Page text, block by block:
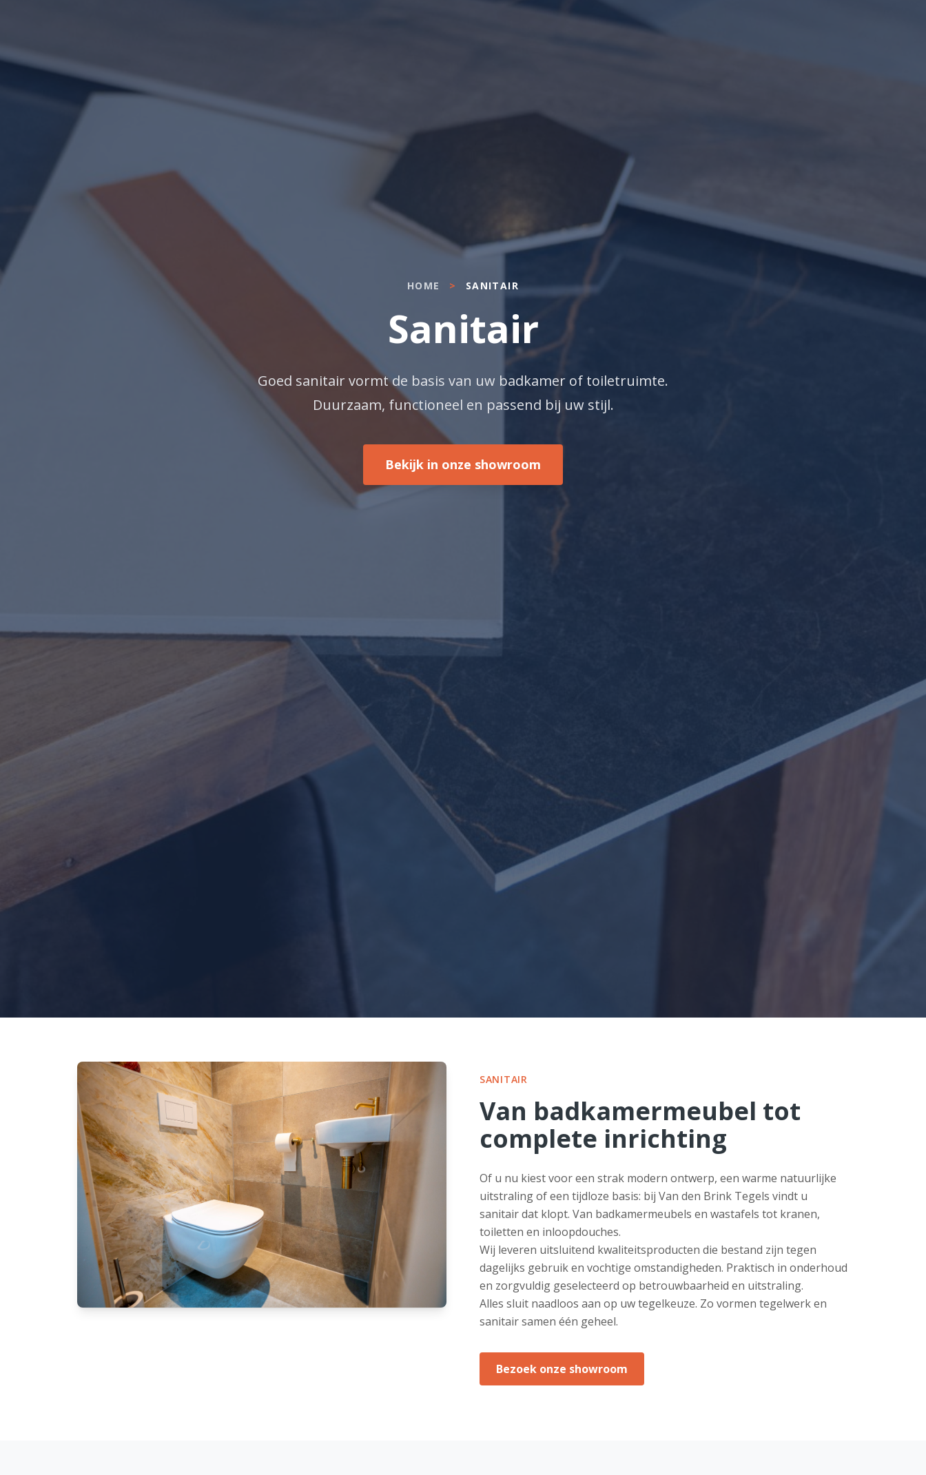
HOME > SANITAIR
Sanitair
Goed sanitair vormt de basis van uw badkamer of toiletruimte.
Duurzaam, functioneel en passend bij uw stijl.
Bekijk in onze showroom
SANITAIR
Van badkamermeubel tot
complete inrichting
Of u nu kiest voor een strak modern ontwerp, een warme natuurlijke
uitstraling of een tijdloze basis: bij Van den Brink Tegels vindt u
sanitair dat klopt. Van badkamermeubels en wastafels tot kranen,
toiletten en inloopdouches.
Wij leveren uitsluitend kwaliteitsproducten die bestand zijn tegen
dagelijks gebruik en vochtige omstandigheden. Praktisch in onderhoud
en zorgvuldig geselecteerd op betrouwbaarheid en uitstraling.
Alles sluit naadloos aan op uw tegelkeuze. Zo vormen tegelwerk en
sanitair samen één geheel.
Bezoek onze showroom